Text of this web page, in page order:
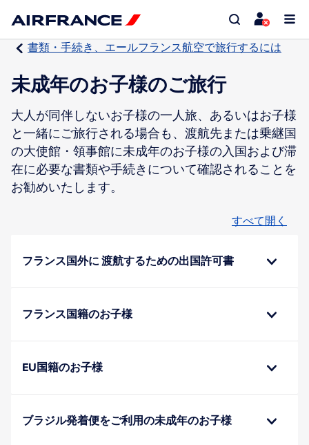
書類・手続き、エールフランス航空で旅行するには
未成年のお子様のご旅行
大人が同伴しないお子様の一人旅、あるいはお子様
と一緒にご旅行される場合も、渡航先または乗継国
の大使館・領事館に未成年のお子様の入国および滞
在に必要な書類や手続きについて確認されることを
お勧めいたします。
すべて開く
フランス国外に 渡航するための出国許可書
フランス国籍のお子様
EU国籍のお子様
ブラジル発着便をご利用の未成年のお子様